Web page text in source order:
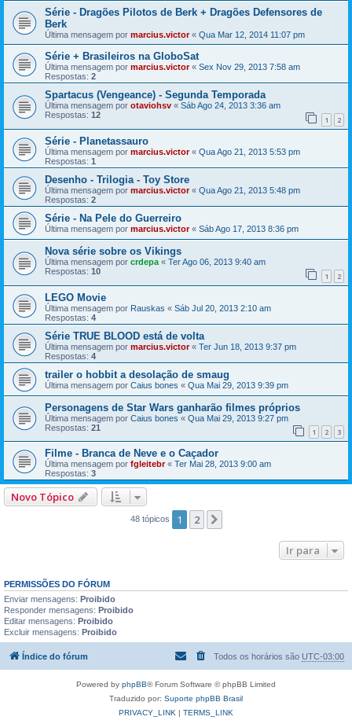
Série - Dragões Pilotos de Berk + Dragões Defensores de
Berk
Última mensagem por marcius.victor« Qua Mar 12, 2014 11:07 pm
Série + Brasileiros na GloboSat
Última mensagem por marcius.victor« Sex Nov 29, 2013 7:58 am
Respostas: 2
Spartacus (Vengeance) - Segunda Temporada
Última mensagem por otaviohsv « Sáb Ago 24, 2013 3:36 am
Respostas: 12 1 2
Série - Planetassauro
Última mensagem por marcius.victor« Qua Ago 21, 2013 5:53 pm
Respostas: 1
Desenho - Trilogia - Toy Store
Última mensagem por marcius.victor« Qua Ago 21, 2013 5:48 pm
Respostas: 2
Série - Na Pele do Guerreiro
Última mensagem por marcius.victor« Sáb Ago 17, 2013 8:36 pm
Nova série sobre os Vikings
Última mensagem por crdepa « Ter Ago 06, 2013 9:40 am
Respostas: 10 1 2
LEGO Movie
Última mensagem por Rauskas « Sáb Jul 20, 2013 2:10 am
Respostas: 4
Série TRUE BLOOD está de volta
Última mensagem por marcius.victor« Ter Jun 18, 2013 9:37 pm
Respostas: 4
trailer o hobbit a desolação de smaug
Última mensagem por Caius bones « Qua Mai 29, 2013 9:39 pm
Personagens de Star Wars ganharão filmes próprios
Última mensagem por Caius bones « Qua Mai 29, 2013 9:27 pm
Respostas: 21 1 2 3
Filme - Branca de Neve e o Caçador
Última mensagem por fgleitebr« Ter Mai 28, 2013 9:00 am
Respostas: 3
Novo Tópico
48 tópicos 1 2
Ir para
PERMISSÕES DO FÓRUM
Enviar mensagens: Proibido
Responder mensagens: Proibido
Editar mensagens: Proibido
Excluir mensagens: Proibido
Índice do fórum Todos os horários são UTC-03:00
Powered by phpBB® Forum Software © phpBB Limited
Traduzido por: Suporte phpBB Brasil
PRIVACY_LINK | TERMS_LINK